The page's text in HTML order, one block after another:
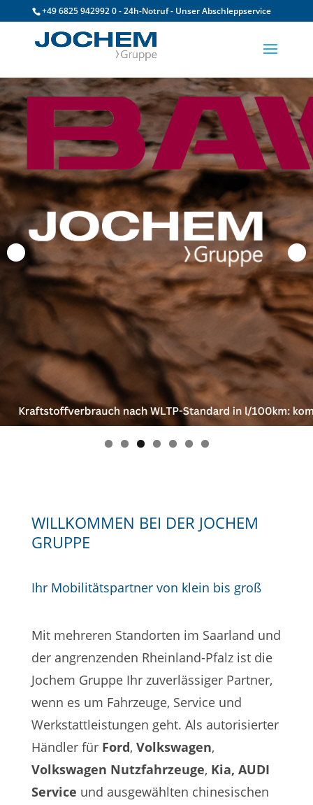
+49 6825 942992 0 - 24h-Notruf - Unser Abschleppservice
WILLKOMMEN BEI DER JOCHEM
GRUPPE
Ihr Mobilitätspartner von klein bis groß
Mit mehreren Standorten im Saarland und
der angrenzenden Rheinland-Pfalz ist die
Jochem Gruppe Ihr zuverlässiger Partner,
wenn es um Fahrzeuge, Service und
Werkstattleistungen geht. Als autorisierter
Händler für Ford, Volkswagen,
Volkswagen Nutzfahrzeuge, Kia, AUDI
Service und ausgewählten chinesischen